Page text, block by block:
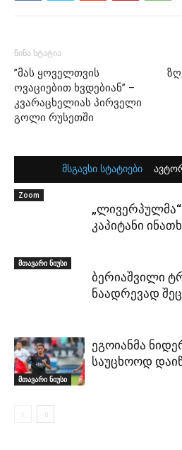
წინა სტატია
”მას ყოველთვის
ოვაციებით ხვდებიან” –
კვარაცხელიას პირველი
გოლი რუსეთში
მსგავსი სტატიები
Zoom
კაპიტანი
მთავარი ნიუსი
ბერიაშვილი
ნაადრევად
მთავარი ნიუსი
ეგოიანმა
საუცხოოდ